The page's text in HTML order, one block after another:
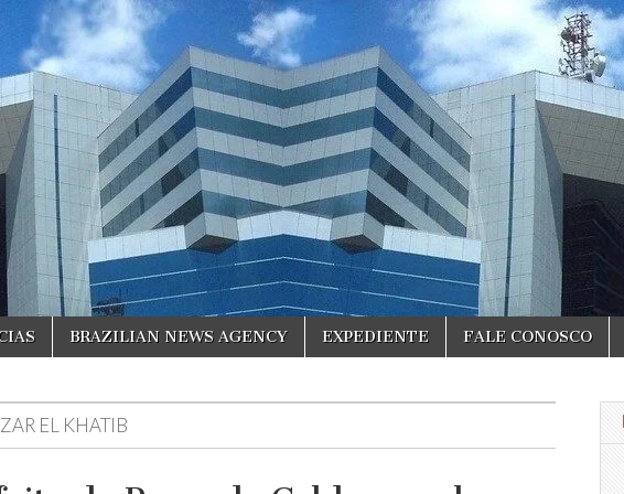
BRAZILIAN NEWS AGENCY EXPEDIENTE FALE CONOSCO
EL KHATIB